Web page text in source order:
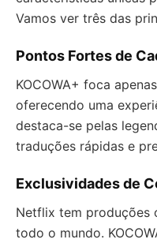
Vamos ver três das
Pontos Fortes de
KOCOWA+ foca
oferecendo uma
destaca-se pelas
traduções rápidas e
Exclusividades de
Netflix tem produções
todo o mundo.